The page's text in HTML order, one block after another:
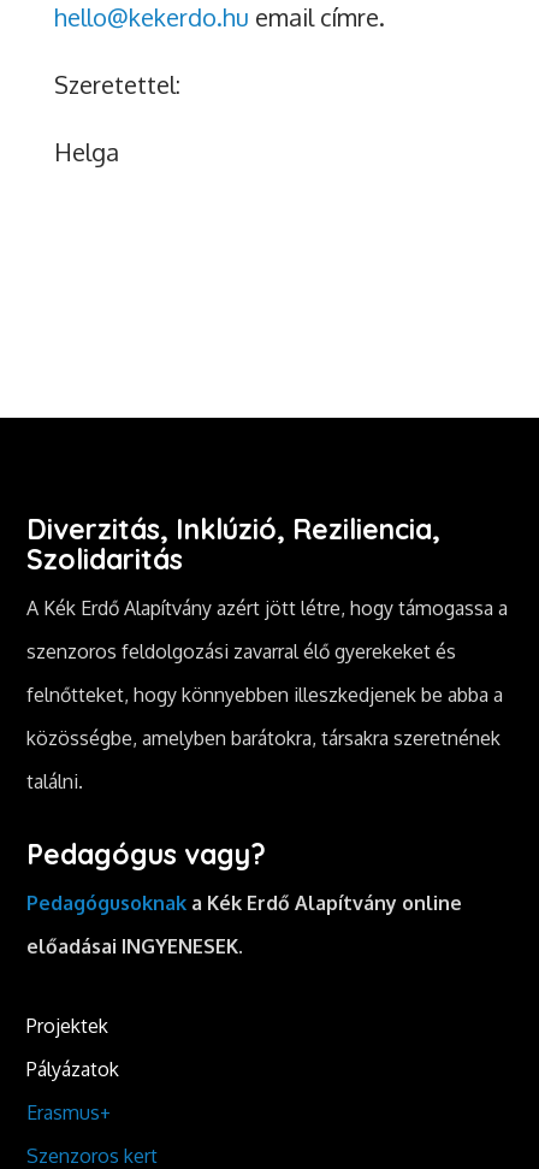
hello@kekerdo.hu email címre.
Szeretettel:
Helga
Diverzitás, Inklúzió, Reziliencia,
Szolidaritás
A Kék Erdő Alapítvány azért jött létre, hogy támogassa a
szenzoros feldolgozási zavarral élő gyerekeket és
felnőtteket, hogy könnyebben illeszkedjenek be abba a
közösségbe, amelyben barátokra, társakra szeretnének
találni.
Pedagógus vagy?
Pedagógusoknak a Kék Erdő Alapítvány online
előadásai INGYENESEK.
Projektek
Pályázatok
Erasmus+
Szenzoros kert